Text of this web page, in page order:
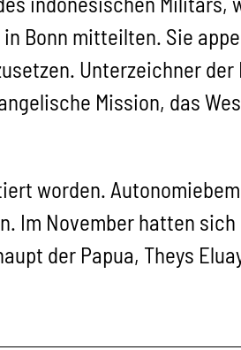
Bonn mitteilten. Sie
Unterzeichner
Mission, das
worden.
Im November hatten
der Papua, Theys